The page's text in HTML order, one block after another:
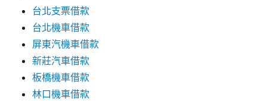
台北支票借款
台北機車借款
屏東汽機車借款
新莊汽車借款
板橋機車借款
林口機車借款